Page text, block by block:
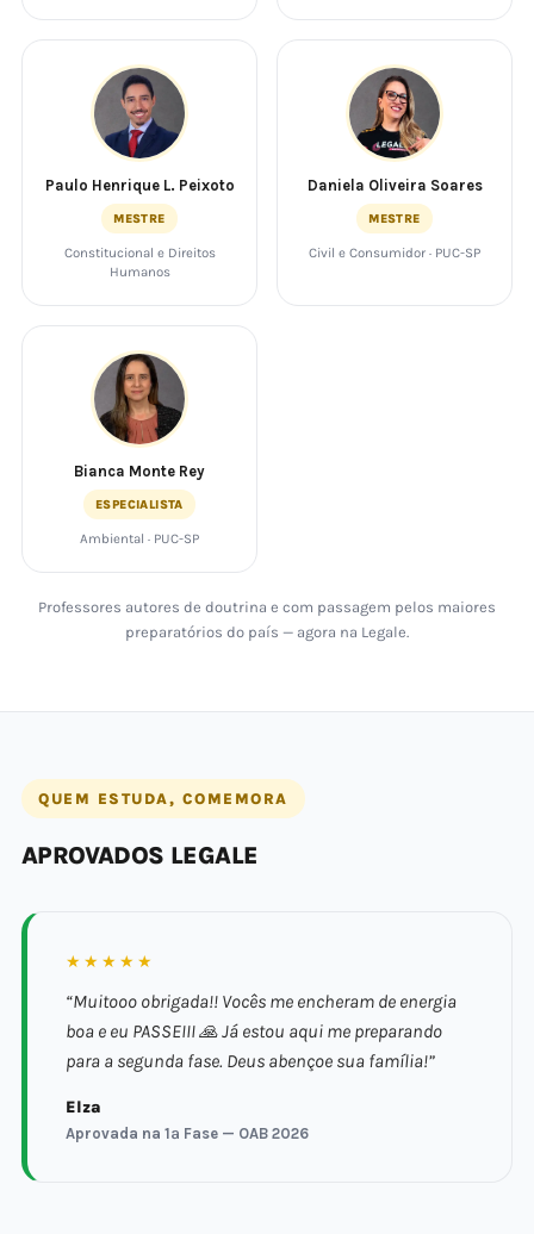
Paulo Henrique L. Peixoto
MESTRE
Constitucional e Direitos
Humanos
Daniela Oliveira Soares
MESTRE
Civil e Consumidor · PUC-SP
Bianca Monte Rey
ESPECIALISTA
Ambiental · PUC-SP
Professores autores de doutrina e com passagem pelos maiores
preparatórios do país — agora na Legale.
QUEM ESTUDA, COMEMORA
APROVADOS LEGALE
★★★★★
“Muitooo obrigada!! Vocês me encheram de energia
boa e eu PASSEIII 🙏 Já estou aqui me preparando
para a segunda fase. Deus abençoe sua família!”
Elza
Aprovada na 1ª Fase — OAB 2026